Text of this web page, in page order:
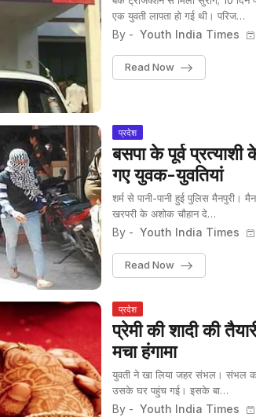
एक युवती लापता हो गई थी। परिज…
By - Youth India Times
Read Now
प्रदेश
बसपा के पूर्व
गए युवक-युवतियां
शर्म से पानी-पानी हुई पुलिस मैनपुरी।
खरपरी के अशोक चौहान दे…
By - Youth India Times
Read Now
प्रदेश
प्रेमी की शादी की
मचा हंगामा
युवती ने खा लिया जहर संभल। संभल
उसके घर पहुंच गई। इसके बा…
By - Youth India Times